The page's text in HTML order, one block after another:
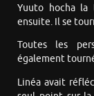
Yuuto hocha la
ensuite. Il se
Toutes les
également
Linéa avait